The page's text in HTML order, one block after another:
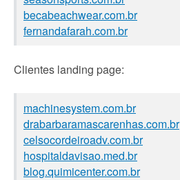
becabeachwear.com.br
fernandafarah.com.br
Clientes landing page:
machinesystem.com.br
drabarbaramascarenhas.com.br
celsocordeiroadv.com.br
hospitaldavisao.med.br
blog.quimicenter.com.br